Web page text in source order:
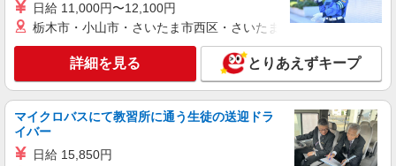
日給 11,000円〜12,100円
栃木市・小山市・さいたま市西区・さいたま市岩槻区・久喜市・
詳細を見る とりあえずキープ
マイクロバスにて教習所に通う生徒の送迎ドラ
イバー
日給 15,850円